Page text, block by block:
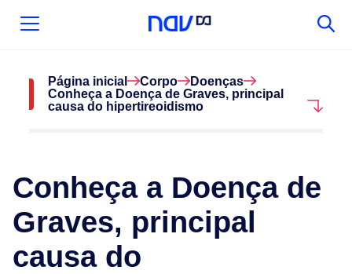
Página inicial Corpo
Doenças
Conheça a Doença de Graves, principal
causa do hipertireoidismo
Conheça a Doença de
Graves, principal
causa do